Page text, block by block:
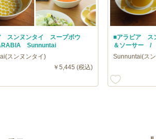
スンヌンタイ スープボウ
Sunnuntai
スンヌンタイ)
￥5,445 (税込)
■アラビア ス
＆ソーサー
Sunnuntai(ス